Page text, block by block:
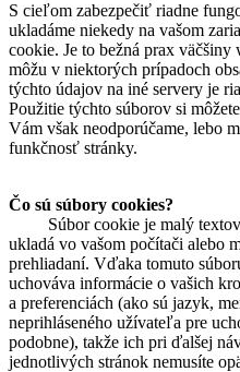
S cieľom zabezpečiť riadne
ukladáme niekedy na vašom
cookie. Je to bežná prax
môžu v niektorých prípadoch
týchto údajov na iné servery je
Použitie týchto súborov si
Vám však neodporúčame, lebo
funkčnosť stránky.
Čo sú súbory cookies?
Súbor cookie je malý
ukladá vo vašom počítači alebo
prehliadaní. Vďaka tomuto
uchováva informácie o vašich
a preferenciách (ako sú jazyk,
neprihláseného užívateľa pre
podobne), takže ich pri ďalšej
jednotlivých stránok nemusíte